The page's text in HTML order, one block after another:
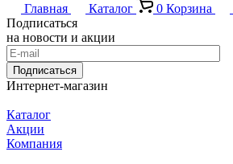
Главная
Каталог 0 Корзина
Подписаться
на новости и акции
Подписаться
Интернет-магазин
Каталог
Акции
Компания